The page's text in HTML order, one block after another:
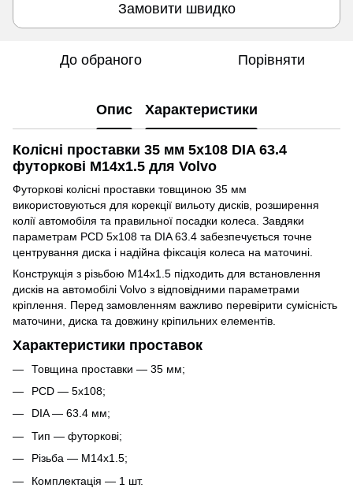
Замовити швидко
До обраного Порівняти
Опис Характеристики
Колісні проставки 35 мм 5x108 DIA 63.4
футоркові M14x1.5 для Volvo
Футоркові колісні проставки товщиною 35 мм
використовуються для корекції вильоту дисків, розширення
колії автомобіля та правильної посадки колеса. Завдяки
параметрам PCD 5x108 та DIA 63.4 забезпечується точне
центрування диска і надійна фіксація колеса на маточині.
Конструкція з різьбою M14x1.5 підходить для встановлення
дисків на автомобілі Volvo з відповідними параметрами
кріплення. Перед замовленням важливо перевірити сумісність
маточини, диска та довжину кріпильних елементів.
Характеристики проставок
Товщина проставки — 35 мм;
PCD — 5x108;
DIA — 63.4 мм;
Тип — футоркові;
Різьба — M14x1.5;
Комплектація — 1 шт.